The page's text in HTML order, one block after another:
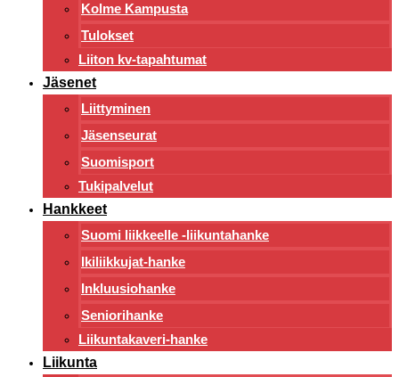
Kolme Kampusta
Tulokset
Liiton kv-tapahtumat
Jäsenet
Liittyminen
Jäsenseurat
Suomisport
Tukipalvelut
Hankkeet
Suomi liikkeelle -liikuntahanke
Ikiliikkujat-hanke
Inkluusiohanke
Seniorihanke
Liikuntakaveri-hanke
Liikunta